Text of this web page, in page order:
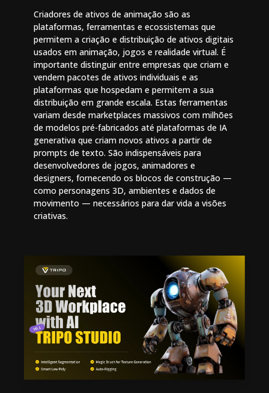
Criadores de ativos de animação são as
plataformas, ferramentas e ecossistemas que
permitem a criação e distribuição de ativos digitais
usados em animação, jogos e realidade virtual. É
importante distinguir entre empresas que criam e
vendem pacotes de ativos individuais e as
plataformas que hospedam e permitem a sua
distribuição em grande escala. Estas ferramentas
variam desde marketplaces massivos com milhões
de modelos pré-fabricados até plataformas de IA
generativa que criam novos ativos a partir de
prompts de texto. São indispensáveis para
desenvolvedores de jogos, animadores e
designers, fornecendo os blocos de construção —
como personagens 3D, ambientes e dados de
movimento — necessários para dar vida a visões
criativas.